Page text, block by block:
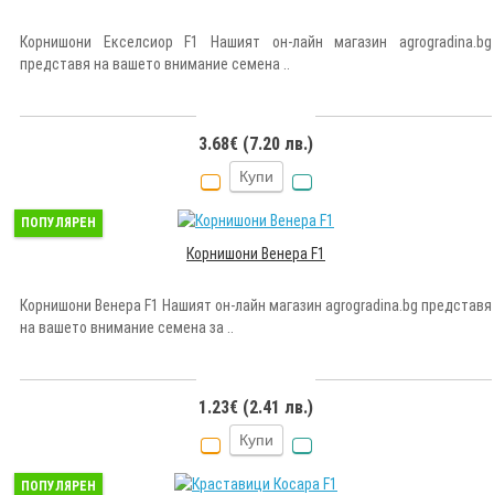
Корнишони Екселсиор F1 Нашият он-лайн магазин agrogradina.bg
представя на вашето внимание семена ..
3.68€ (7.20 лв.)
Купи
ПОПУЛЯРЕН
Корнишони Венера F1
Корнишони Венера F1 Нашият он-лайн магазин agrogradina.bg представя
на вашето внимание семена за ..
1.23€ (2.41 лв.)
Купи
ПОПУЛЯРЕН